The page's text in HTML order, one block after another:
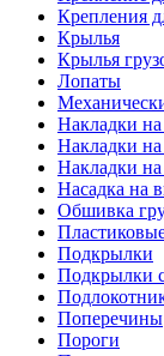
Крепления
Крылья
Крылья
Лопаты
Накладки
Накладки на
Накладки
Насадка на
Обшивка
Подкрылки
Подкрылки
Поперечины
Пороги